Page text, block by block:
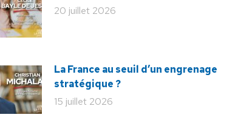
20 juillet 2026
La France au seuil d’un engrenage
stratégique ?
15 juillet 2026